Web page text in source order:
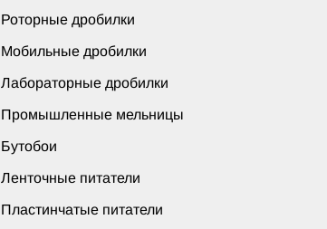
Роторные дробилки
Мобильные дробилки
Лабораторные дробилки
Промышленные мельницы
Бутобои
Ленточные питатели
Пластинчатые питатели